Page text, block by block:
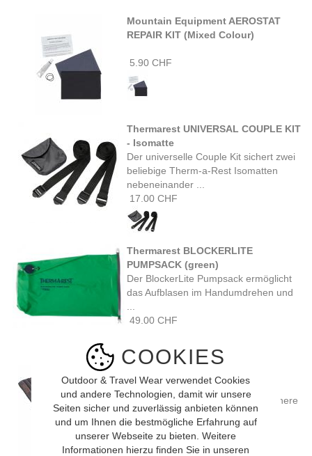
COOKIES
Outdoor & Travel Wear verwendet Cookies
und andere Technologien, damit wir unsere
Seiten sicher und zuverlässig anbieten können
und um Ihnen die bestmögliche Erfahrung auf
unserer Webseite zu bieten. Weitere
Informationen hierzu finden Sie in unseren
Mountain Equipment AEROSTAT
REPAIR KIT (Mixed Colour)
5.90 CHF
Thermarest UNIVERSAL COUPLE KIT
- Isomatte
Der universelle Couple Kit sichert zwei
beliebige Therm-a-Rest Isomatten
nebeneinander ...
17.00 CHF
Thermarest BLOCKERLITE
PUMPSACK (green)
Der BlockerLite Pumpsack ermöglicht
das Aufblasen im Handumdrehen und
49.00 CHF
Schlafmatte (graphene)
Die leichte und kompakte Stratosphere
4-Matte hat ein hervorragendes
Wärme-Gewichts-Verhältnis ...
140.00 CHF